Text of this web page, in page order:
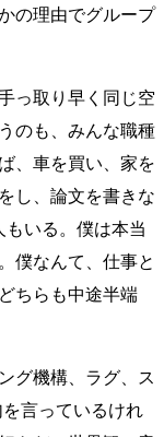
の理由でグループ
っ取り早く同じ空
のも、みんな職種
、車を買い、家を
し、論文を書きな
もいる。僕は本当
僕なんて、仕事と
ちらも中途半端
グ機構、ラグ、ス
言っているけれ